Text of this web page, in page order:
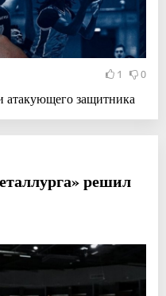
1 0
атакующего защитника
решил